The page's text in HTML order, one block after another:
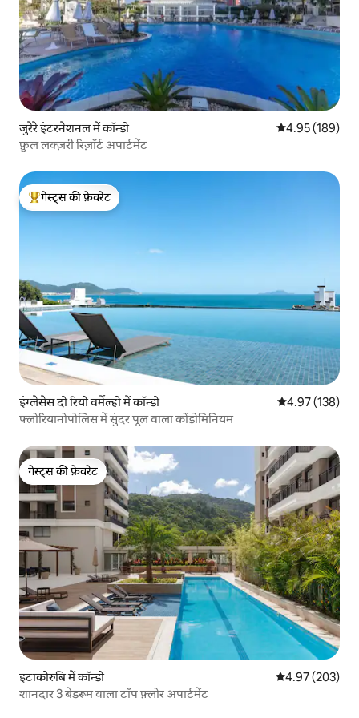
जुरेरे इंटरनेशनल में कॉन्डो औसत रेटिंग 5 में से
4.95 (189)
फ़ुल लक्ज़री रिज़ॉर्ट अपार्टमेंट
गेस्ट्स का टॉप फ़ेवरेट
गेस्ट्स की फ़ेवरेट
इंग्लेसेस दो रियो वर्मेल्हो में कॉन्डो औसत रेटिंग 5 में से
4.97 (138)
फ्लोरियानोपोलिस में सुंदर पूल वाला कोंडोमिनियम
गेस्ट्स की फ़ेवरेट
गेस्ट्स की फ़ेवरेट
इटाकोरुबि में कॉन्डो औसत रेटिंग 5 में से
4.97 (203)
शानदार 3 बेडरूम वाला टॉप फ़्लोर अपार्टमेंट